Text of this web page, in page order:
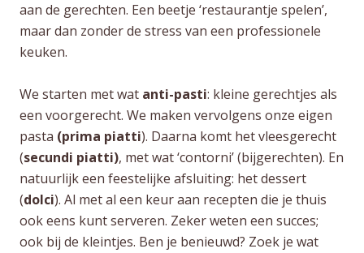
aan de gerechten. Een beetje ‘restaurantje spelen’,
maar dan zonder de stress van een professionele
keuken.
We starten met wat anti-pasti: kleine gerechtjes als
een voorgerecht. We maken vervolgens onze eigen
pasta (prima piatti). Daarna komt het vleesgerecht
(secundi piatti), met wat ‘contorni’ (bijgerechten). En
natuurlijk een feestelijke afsluiting: het dessert
(dolci). Al met al een keur aan recepten die je thuis
ook eens kunt serveren. Zeker weten een succes;
ook bij de kleintjes. Ben je benieuwd? Zoek je wat